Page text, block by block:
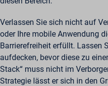
Verlassen Sie sich nicht auf
oder Ihre mobile Anwendung
Barrierefreiheit erfüllt. Lassen
aufdecken, bevor diese zu
Stack“ muss nicht im
Strategie lässt er sich in den